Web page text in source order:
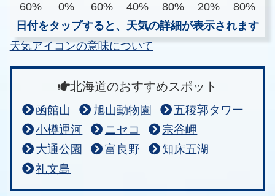
60%
0% 60% 40% 80% 20%
80%
日付をタップすると、天気の詳細が表示されます
天気アイコンの意味について
北海道のおすすめスポット
函館山 旭山動物園
五稜郭タワー
小樽運河
ニセコ
宗谷岬
大通公園
富良野
知床五湖
礼文島